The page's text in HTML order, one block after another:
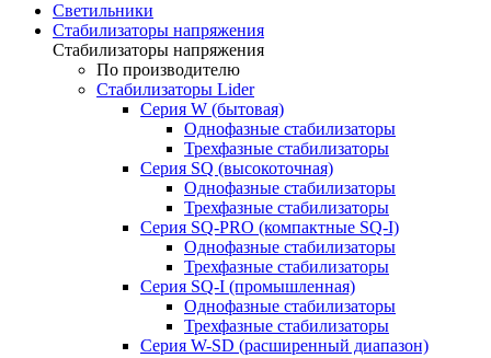
Светильники
Стабилизаторы напряжения
Стабилизаторы напряжения
По производителю
Стабилизаторы Lider
Cерия W (бытовая)
Однофазные стабилизаторы
Трехфазные стабилизаторы
Серия SQ (высокоточная)
Однофазные стабилизаторы
Трехфазные стабилизаторы
Cерия SQ-PRO (компактные SQ-I)
Однофазные стабилизаторы
Трехфазные стабилизаторы
Серия SQ-I (промышленная)
Однофазные стабилизаторы
Трехфазные стабилизаторы
Серия W-SD (расширенный диапазон)